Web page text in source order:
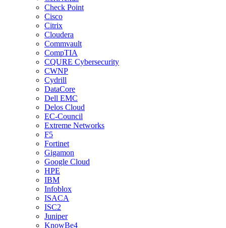
Check Point
Cisco
Citrix
Cloudera
Commvault
CompTIA
CQURE Cybersecurity
CWNP
Cydrill
DataCore
Dell EMC
Delos Cloud
EC-Council
Extreme Networks
F5
Fortinet
Gigamon
Google Cloud
HPE
IBM
Infoblox
ISACA
ISC2
Juniper
KnowBe4